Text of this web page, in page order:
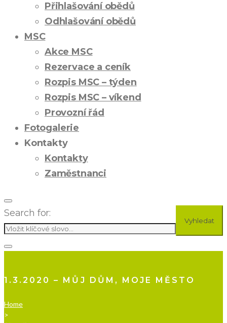
Přihlašování obědů
Odhlašování obědů
MSC
Akce MSC
Rezervace a ceník
Rozpis MSC – týden
Rozpis MSC – víkend
Provozní řád
Fotogalerie
Kontakty
Kontakty
Zaměstnanci
Search for:
Vyhledat
1.3.2020 – MŮJ DŮM, MOJE MĚSTO
Home
>